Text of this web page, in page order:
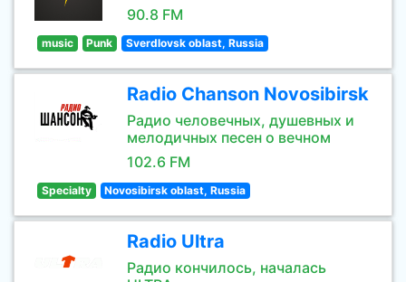
90.8 FM
music Punk Sverdlovsk oblast, Russia
Radio Chanson Novosibirsk
Радио человечных, душевных и
мелодичных песен о вечном
102.6 FM
Specialty Novosibirsk oblast, Russia
Radio Ultra
Радио кончилось, началась